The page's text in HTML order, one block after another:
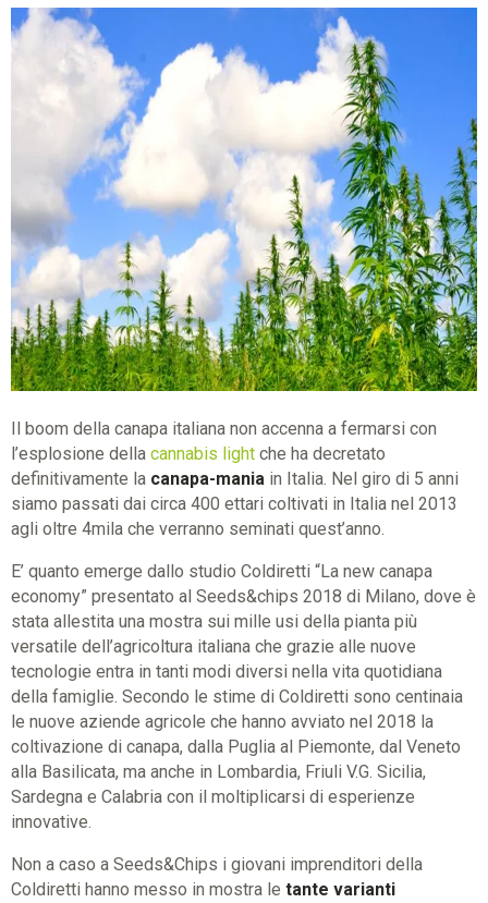
Il boom della canapa italiana non accenna a fermarsi con
l’esplosione della cannabis light che ha decretato
definitivamente la canapa-mania in Italia. Nel giro di 5 anni
siamo passati dai circa 400 ettari coltivati in Italia nel 2013
agli oltre 4mila che verranno seminati quest’anno.
E’ quanto emerge dallo studio Coldiretti “La new canapa
economy” presentato al Seeds&chips 2018 di Milano, dove è
stata allestita una mostra sui mille usi della pianta più
versatile dell’agricoltura italiana che grazie alle nuove
tecnologie entra in tanti modi diversi nella vita quotidiana
della famiglie. Secondo le stime di Coldiretti sono centinaia
le nuove aziende agricole che hanno avviato nel 2018 la
coltivazione di canapa, dalla Puglia al Piemonte, dal Veneto
alla Basilicata, ma anche in Lombardia, Friuli V.G. Sicilia,
Sardegna e Calabria con il moltiplicarsi di esperienze
innovative.
Non a caso a Seeds&Chips i giovani imprenditori della
Coldiretti hanno messo in mostra le tante varianti